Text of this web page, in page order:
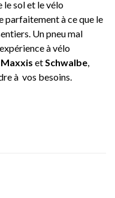
le sol et le vélo
parfaitement à ce que le
Un pneu mal
à vélo
Maxxis etSchwalbe,
à vos besoins.